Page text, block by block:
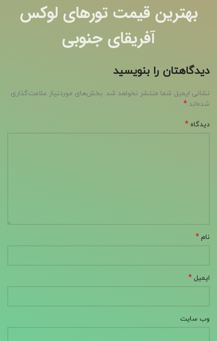
بهترین قیمت تورهای لوکس
آفریقای جنوبی
دیدگاهتان را بنویسید
نشانی ایمیل شما منتشر نخواهد شد. بخش‌های موردنیاز علامت‌گذاری
شده‌اند *
دیدگاه *
نام *
ایمیل *
وب‌ سایت